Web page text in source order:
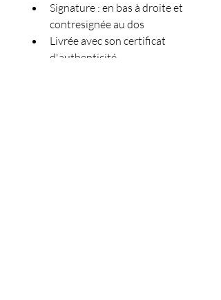
Signature : en bas à droite et
contresignée au dos
Livrée avec son certificat
d'authenticité